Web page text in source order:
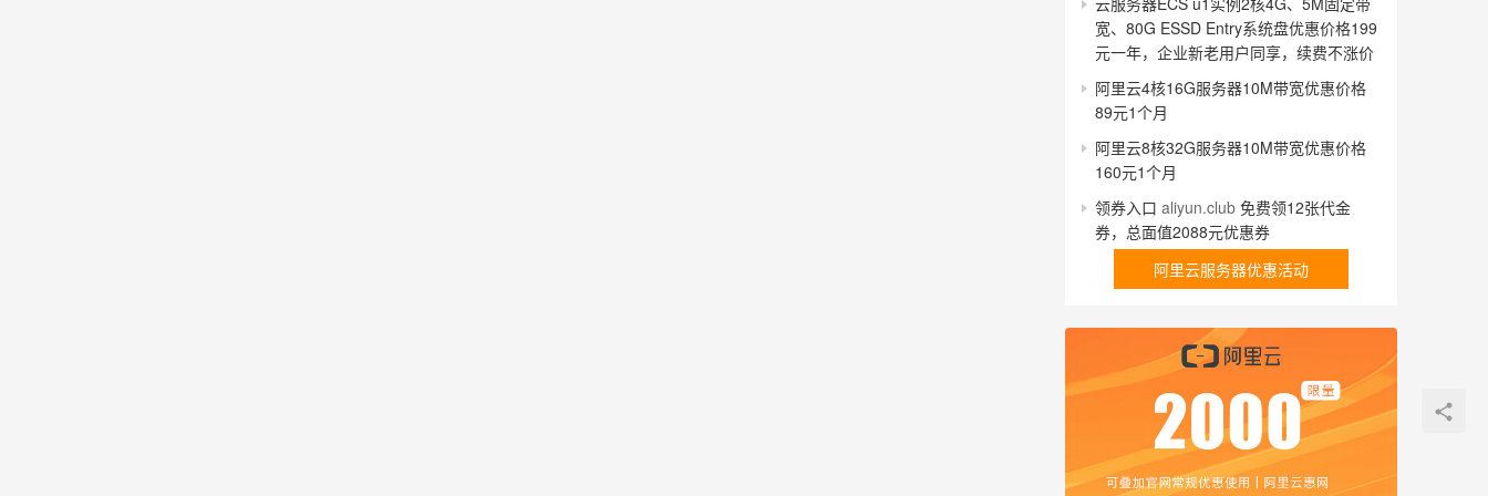
宽、80G ESSD Entry系统盘优惠价格199
元一年，企业新老用户同享，续费不涨价
阿里云4核16G服务器10M带宽优惠价格
89元1个月
阿里云8核32G服务器10M带宽优惠价格
160元1个月
领券入口 aliyun.club 免费领12张代金
券，总面值2088元优惠券
阿里云服务器优惠活动